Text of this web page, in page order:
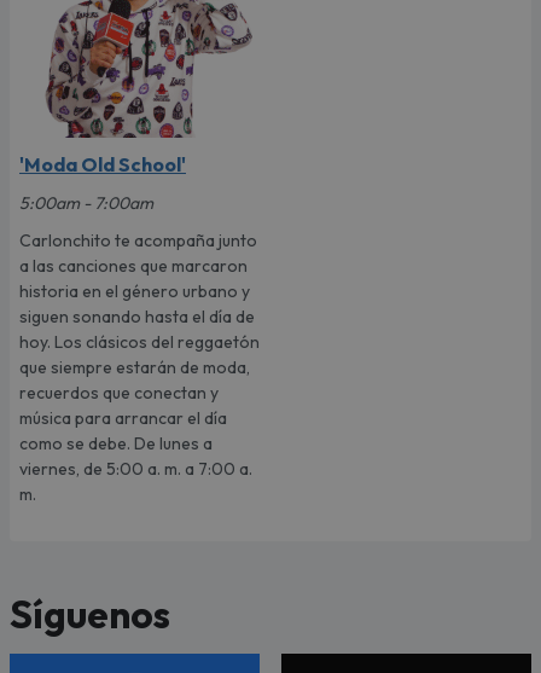
'Moda Old School'
5:00am - 7:00am
Carlonchito te acompaña junto
a las canciones que marcaron
historia en el género urbano y
siguen sonando hasta el día de
hoy. Los clásicos del reggaetón
que siempre estarán de moda,
recuerdos que conectan y
música para arrancar el día
como se debe. De lunes a
viernes, de 5:00 a. m. a 7:00 a.
m.
Síguenos